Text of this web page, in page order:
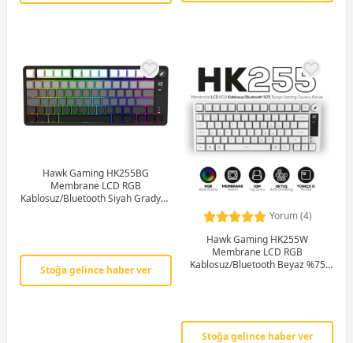
Hawk Gaming HK255BG
Membrane LCD RGB
Kablosuz/Bluetooth Siyah Gradyan
Stoğa gelince haber ver
Yorum (4)
Hawk Gaming HK255W
Membrane LCD RGB
Kablosuz/Bluetooth Beyaz %75
Stoğa gelince haber ver